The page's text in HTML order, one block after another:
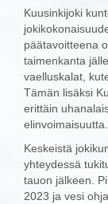
Kuusinkijoki
päätavoitteena
taimenkanta
vaelluskalat,
Tämän lisäksi
erittäin
elinvoimaisuutta.
Keskeistä
yhteydessä
tauon jälkeen.
2023 ja vesi